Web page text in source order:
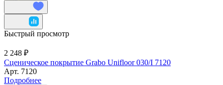
Быстрый просмотр
2 248 ₽
Сценическое покрытие Grabo Unifloor 030/I 7120
Арт. 7120
Подробнее